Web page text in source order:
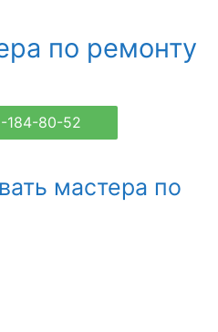
по ремонту
184-80-52
мастера по